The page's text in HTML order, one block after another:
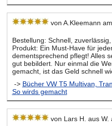
von A.Kleemann
Bestellung: Schnell,
Produkt: Ein Must-Have für
dementsprechend pflegt! Alles
gut bebildert. Nur einmal die
gemacht, ist das Geld schnell
-> Bücher VW T5 Multivan,
So wirds gemacht
von Lars H. aus W.